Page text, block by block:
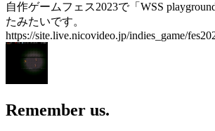
自作ゲームフェス2023で「WSS
たみたいです。
https://site.live.nicovideo.jp/indies_game/
Remember us.